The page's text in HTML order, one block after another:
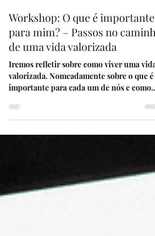
17 de out. de 2021 1 min de leitura
Workshop: O que é importante
para mim? – Passos no caminho
de uma vida valorizada
valorizada. Nomeadamente sobre o que é
importante para cada um de nós e como
podemos viver a...